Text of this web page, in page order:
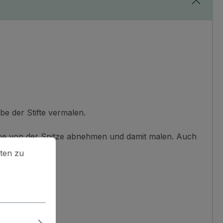
der Stifte vermalen.
von der Spitze abnehmen und damit malen. Auch
zu können.
Mehr Informationen ...
zu